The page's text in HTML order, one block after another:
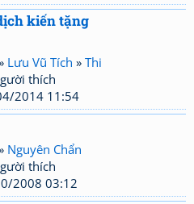
kiến tặng
Lưu Vũ Tích » Thi
thích
2014 11:54
Nguyên Chẩn
thích
2008 03:12